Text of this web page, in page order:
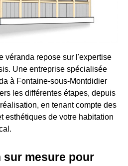
véranda repose sur l'expertise
Une entreprise spécialisée
à Fontaine-sous-Montdidier
les différentes étapes, depuis
en tenant compte des
esthétiques de votre habitation
sur mesure pour